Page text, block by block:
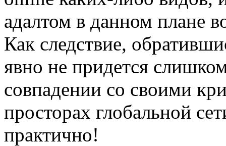
адалтом в данном плане
Как следствие,
явно не придется
совпадении со своими
просторах глобальной
практично!